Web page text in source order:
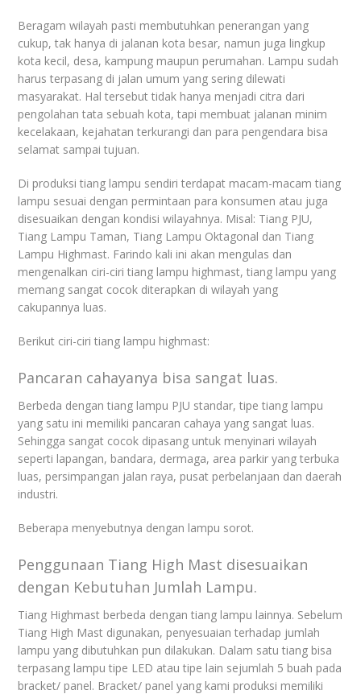
Beragam wilayah pasti membutuhkan penerangan yang
cukup, tak hanya di jalanan kota besar, namun juga lingkup
kota kecil, desa, kampung maupun perumahan. Lampu sudah
harus terpasang di jalan umum yang sering dilewati
masyarakat. Hal tersebut tidak hanya menjadi citra dari
pengolahan tata sebuah kota, tapi membuat jalanan minim
kecelakaan, kejahatan terkurangi dan para pengendara bisa
selamat sampai tujuan.
Di produksi tiang lampu sendiri terdapat macam-macam tiang
lampu sesuai dengan permintaan para konsumen atau juga
disesuaikan dengan kondisi wilayahnya. Misal: Tiang PJU,
Tiang Lampu Taman, Tiang Lampu Oktagonal dan Tiang
Lampu Highmast. Farindo kali ini akan mengulas dan
mengenalkan ciri-ciri tiang lampu highmast, tiang lampu yang
memang sangat cocok diterapkan di wilayah yang
cakupannya luas.
Berikut ciri-ciri tiang lampu highmast:
Pancaran cahayanya bisa sangat luas.
Berbeda dengan tiang lampu PJU standar, tipe tiang lampu
yang satu ini memiliki pancaran cahaya yang sangat luas.
Sehingga sangat cocok dipasang untuk menyinari wilayah
seperti lapangan, bandara, dermaga, area parkir yang terbuka
luas, persimpangan jalan raya, pusat perbelanjaan dan daerah
industri.
Beberapa menyebutnya dengan lampu sorot.
Penggunaan Tiang High Mast disesuaikan
dengan Kebutuhan Jumlah Lampu.
Tiang Highmast berbeda dengan tiang lampu lainnya. Sebelum
Tiang High Mast digunakan, penyesuaian terhadap jumlah
lampu yang dibutuhkan pun dilakukan. Dalam satu tiang bisa
terpasang lampu tipe LED atau tipe lain sejumlah 5 buah pada
bracket/ panel. Bracket/ panel yang kami produksi memiliki